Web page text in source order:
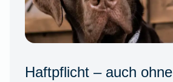
Haftpflicht – auch ohne